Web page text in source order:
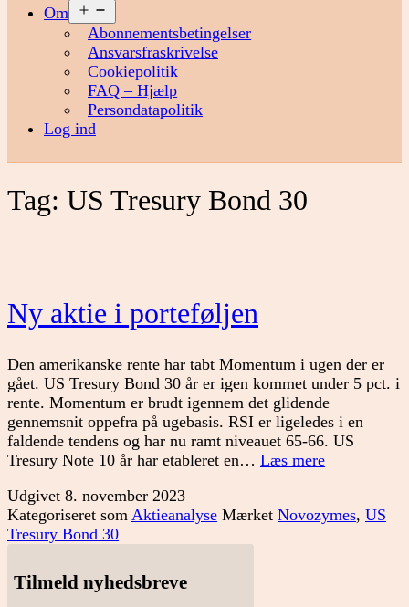
Om
menu
Abonnementsbetingelser
Ansvarsfraskrivelse
Cookiepolitik
FAQ – Hjælp
Persondatapolitik
Log ind
Tag: US Tresury Bond 30
Ny aktie i porteføljen
Den amerikanske rente har tabt Momentum i ugen der er
gået. US Tresury Bond 30 år er igen kommet under 5 pct. i
rente. Momentum er brudt igennem det glidende
gennemsnit oppefra på ugebasis. RSI er ligeledes i en
faldende tendens og har nu ramt niveauet 65-66. US
Tresury Note 10 år har etableret en… Læs mereNy
porteføljen
Udgivet 8. november 2023
Kategoriseret som Aktieanalyse Mærket Novozymes, US
Tresury Bond 30
Tilmeld nyhedsbreve